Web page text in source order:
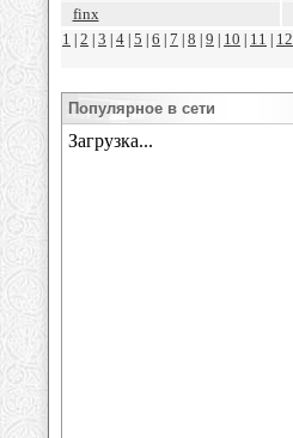
finx
1 2 3 4 5 6 7 8 9 10 11 12
Популярное в сети